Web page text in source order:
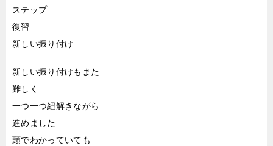
ステップ
復習
新しい振り付け
新しい振り付けもまた
難しく
一つ一つ紐解きながら
進めました
頭でわかっていても